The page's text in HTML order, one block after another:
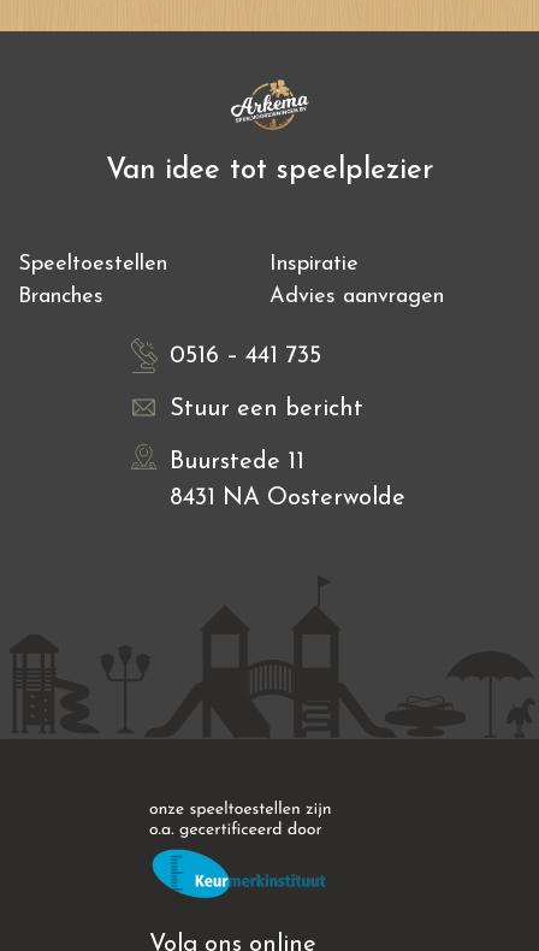
Van idee tot speelplezier
Speeltoestellen
Inspiratie
Branches
Advies aanvragen
0516 – 441 735
Stuur een bericht
Buurstede 11
8431 NA Oosterwolde
Volg ons online